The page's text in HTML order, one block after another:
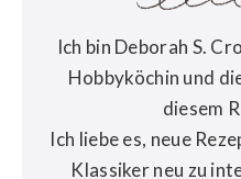
Ich bin Deborah S.
Hobbyköchin und
diesem
Ich liebe es, neue
Klassiker neu zu